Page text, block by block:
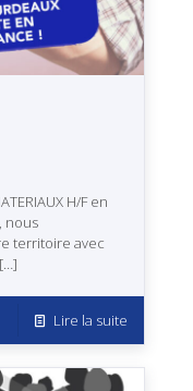
H/F en
nous
territoire avec
[…]
Lire la suite